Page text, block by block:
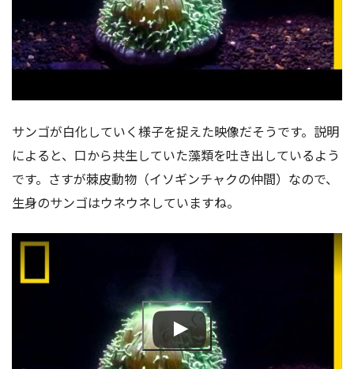
サンゴが白化していく様子を捉えた映像だそうです。説明
によると、口から共生していた藻類を吐き出しているよう
です。さすが棘皮動物（イソギンチャクの仲間）なので、
生身のサンゴはウネウネしていますね。